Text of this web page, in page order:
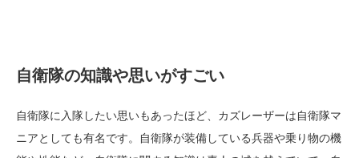
自衛隊の知識や思いがすごい
自衛隊に入隊したい思いもあったほど、カズレーザーは自衛隊マ
ニアとしても有名です。自衛隊が装備している兵器や乗り物の機